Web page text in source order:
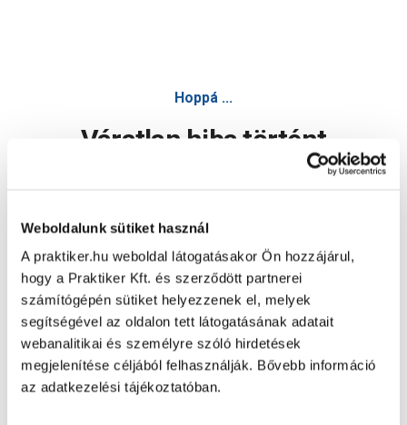
Weboldalunk sütiket használ
A praktiker.hu weboldal látogatásakor Ön hozzájárul,
hogy a Praktiker Kft. és szerződött partnerei
számítógépén sütiket helyezzenek el, melyek
segítségével az oldalon tett látogatásának adatait
webanalitikai és személyre szóló hirdetések
megjelenítése céljából felhasználják. Bővebb információ
az adatkezelési tájékoztatóban.
Hoppá ...
Váratlan hiba történt
Oldal újratöltése